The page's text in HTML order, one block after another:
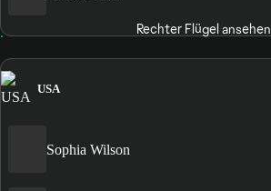
Rechter Flügel ansehen
USA
Sophia Wilson